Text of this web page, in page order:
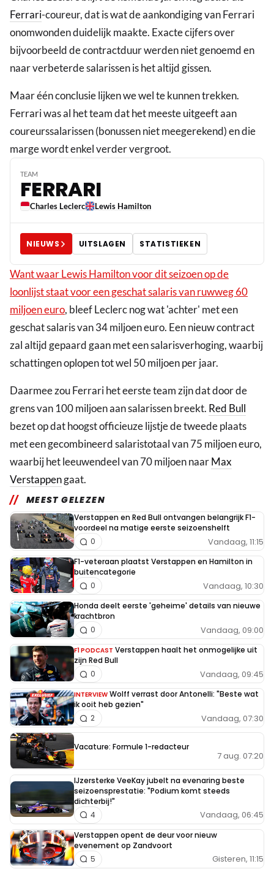
Ferrari-coureur, dat is wat de aankondiging van Ferrari
onomwonden duidelijk maakte. Exacte cijfers over
bijvoorbeeld de contractduur werden niet genoemd en
naar verbeterde salarissen is het altijd gissen.
Maar één conclusie lijken we wel te kunnen trekken.
Ferrari was al het team dat het meeste uitgeeft aan
coureurssalarissen (bonussen niet meegerekend) en die
marge wordt enkel verder vergroot.
TEAM
FERRARI
Charles Leclerc Lewis Hamilton
NIEUWS UITSLAGEN STATISTIEKEN
Want waar Lewis Hamilton voor dit seizoen op de
loonlijst staat voor een geschat salaris van ruwweg 60
miljoen euro, bleef Leclerc nog wat 'achter' met een
geschat salaris van 34 miljoen euro. Een nieuw contract
zal altijd gepaard gaan met een salarisverhoging, waarbij
schattingen oplopen tot wel 50 miljoen per jaar.
Daarmee zou Ferrari het eerste team zijn dat door de
grens van 100 miljoen aan salarissen breekt. Red Bull
bezet op dat hoogst officieuze lijstje de tweede plaats
met een gecombineerd salaristotaal van 75 miljoen euro,
waarbij het leeuwendeel van 70 miljoen naarMax
Verstappengaat.
MEEST GELEZEN
Verstappen en Red Bull ontvangen belangrijk F1-
voordeel na matige eerste seizoenshelft
Vandaag, 11:15
0
F1-veteraan plaatst Verstappen en Hamilton in
buitencategorie
Vandaag, 10:30
0
Honda deelt eerste 'geheime' details van nieuwe
krachtbron
Vandaag, 09:00
0
F1 PODCAST Verstappen haalt het onmogelijke uit
zijn Red Bull
Vandaag, 09:45
0
INTERVIEW Wolff verrast door Antonelli: "Beste wat
ik ooit heb gezien"
Vandaag, 07:30
2
Vacature: Formule 1-redacteur
7 aug. 07:20
IJzersterke VeeKay jubelt na evenaring beste
seizoensprestatie: "Podium komt steeds
dichterbij!"
Vandaag, 06:45
4
Verstappen opent de deur voor nieuw
evenement op Zandvoort
Gisteren, 11:15
5